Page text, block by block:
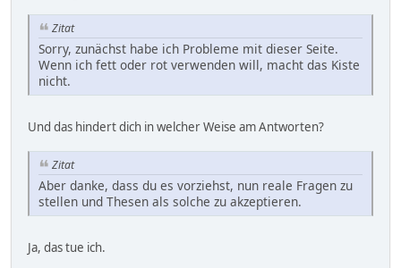
Zitat
Sorry, zunächst habe ich Probleme mit dieser Seite.
Wenn ich fett oder rot verwenden will, macht das Kiste
nicht.
Und das hindert dich in welcher Weise am Antworten?
Zitat
Aber danke, dass du es vorziehst, nun reale Fragen zu
stellen und Thesen als solche zu akzeptieren.
Ja, das tue ich.